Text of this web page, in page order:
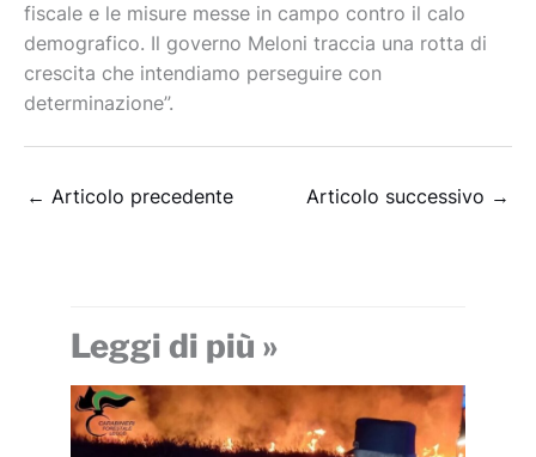
fiscale e le misure messe in campo contro il calo
demografico. Il governo Meloni traccia una rotta di
crescita che intendiamo perseguire con
determinazione”.
← Articolo precedente Articolo successivo →
Leggi di più »